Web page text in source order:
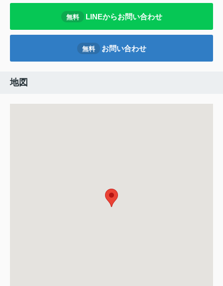
無料 LINEからお問い合わせ
無料 お問い合わせ
地図